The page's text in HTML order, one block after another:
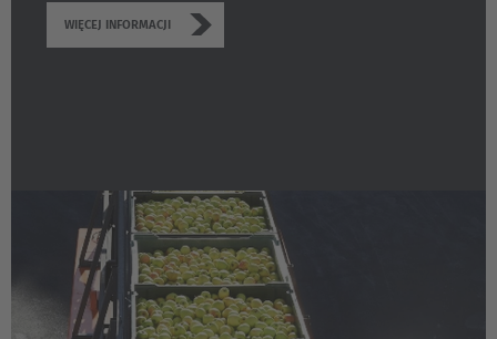
Cesko
France
Français
WIĘCEJ INFORMACJI